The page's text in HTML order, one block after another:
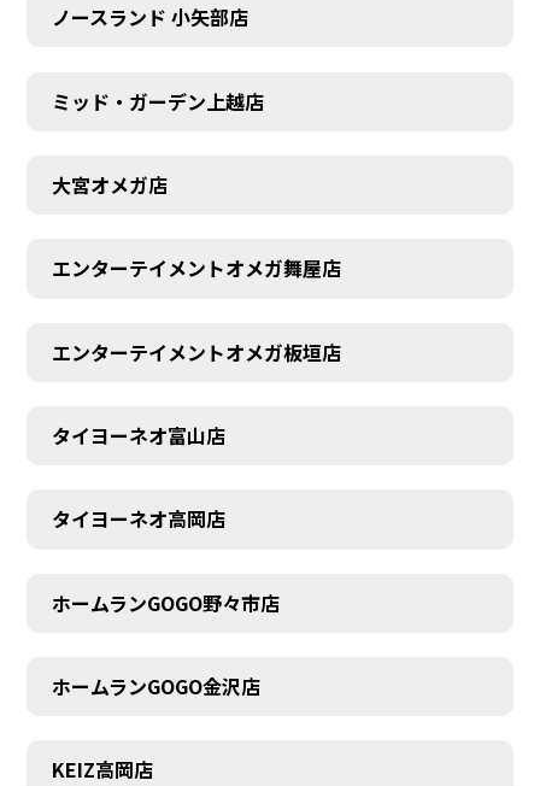
ノースランド 小矢部店
ミッド・ガーデン上越店
大宮オメガ店
エンターテイメントオメガ舞屋店
エンターテイメントオメガ板垣店
タイヨーネオ富山店
タイヨーネオ高岡店
ホームランGOGO野々市店
ホームランGOGO金沢店
KEIZ高岡店